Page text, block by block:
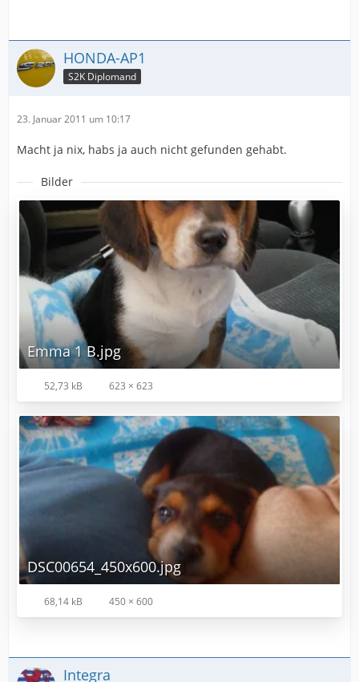
HONDA-AP1
S2K Diplomand
23. Januar 2011 um 10:17
Macht ja nix, habs ja auch nicht gefunden gehabt.
Bilder
Emma 1 B.jpg
52,73 kB 623 × 623
DSC00654_450x600.jpg
68,14 kB 450 × 600
Integra